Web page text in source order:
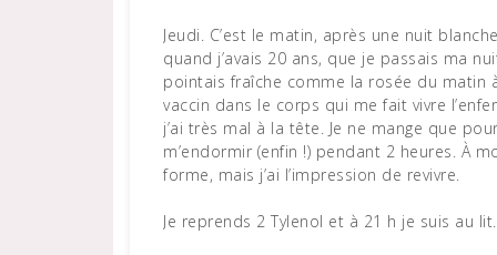
Jeudi. C’est le matin, après une nuit
quand j’avais 20 ans, que je passais ma
pointais fraîche comme la rosée du matin
vaccin dans le corps qui me fait vivre
j’ai très mal à la tête. Je ne mange que
m’endormir (enfin !) pendant 2 heures. À
forme, mais j’ai l’impression de revivre.
Je reprends 2 Tylenol et à 21 h je suis au